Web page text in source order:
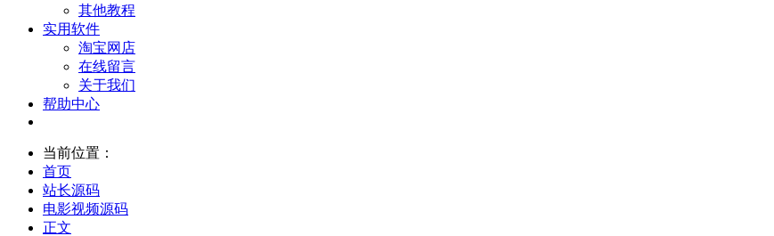
其他教程
实用软件
淘宝网店
在线留言
关于我们
帮助中心
当前位置：
首页
站长源码
电影视频源码
正文